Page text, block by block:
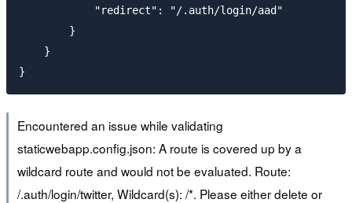
            "redirect": "/.auth/login/aad"
        }
    }
Encountered an issue while validating
staticwebapp.config.json: A route is covered up by a
wildcard route and would not be evaluated. Route:
/.auth/login/twitter, Wildcard(s): /*. Please either delete or